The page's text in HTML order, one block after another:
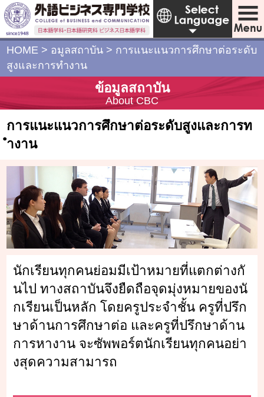
HOME > อมูลสถาบัน > การแนะแนวการศึกษาต่อระดับ
สูงและการทำงาน
ข้อมูลสถาบัน
About CBC
การแนะแนวการศึกษาต่อระดับสูงและการท
ำงาน
นักเรียนทุกคนย่อมมีเป้าหมายที่แตกต่างกั
นไป ทางสถาบันจึงยืดถือจุดมุ่งหมายของนั
กเรียนเป็นหลัก โดยครูประจำชั้น ครูที่ปรึก
ษาด้านการศึกษาต่อ และครูที่ปรึกษาด้าน
การหางาน จะซัพพอร์ตนักเรียนทุกคนอย่า
งสุดความสามารถ